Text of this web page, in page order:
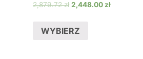
2,879.72zł 2,448.00zł
WYBIERZ